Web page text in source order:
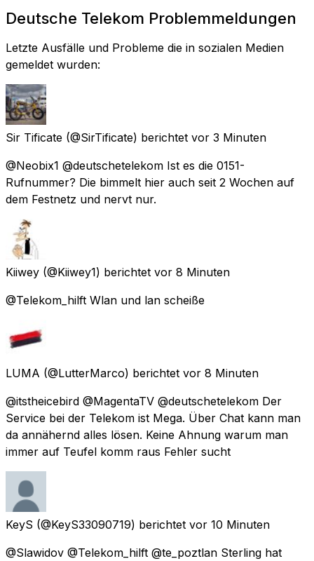
Deutsche Telekom Problemmeldungen
Letzte Ausfälle und Probleme die in sozialen Medien
gemeldet wurden:
Sir Tificate (@SirTificate) berichtet vor 3 Minuten
@Neobix1 @deutschetelekom Ist es die 0151-
Rufnummer? Die bimmelt hier auch seit 2 Wochen auf
dem Festnetz und nervt nur.
Kiiwey (@Kiiwey1) berichtet vor 8 Minuten
@Telekom_hilft Wlan und lan scheiße
LUMA (@LutterMarco) berichtet vor 8 Minuten
@itstheicebird @MagentaTV @deutschetelekom Der
Service bei der Telekom ist Mega. Über Chat kann man
da annähernd alles lösen. Keine Ahnung warum man
immer auf Teufel komm raus Fehler sucht
KeyS (@KeyS33090719) berichtet vor 10 Minuten
@Slawidov @Telekom_hilft @te_poztlan Sterling hat